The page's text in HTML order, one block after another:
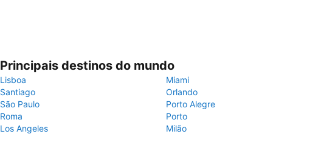
Principais destinos do mundo
Lisboa
Miami
Santiago
Orlando
São Paulo
Porto Alegre
Roma
Porto
Los Angeles
Milão